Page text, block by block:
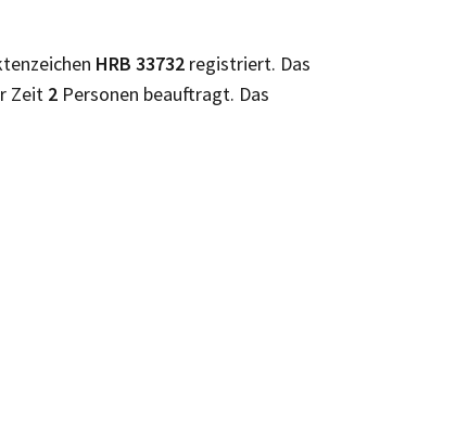
HRB 33732 registriert. Das
Zeit 2 Personen beauftragt. Das